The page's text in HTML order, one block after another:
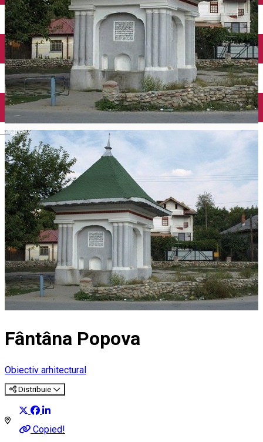
English
Închirieri auto
Închirieri biciclete
Taxi
Încărcare vehicule electrice
Fântâna Popova
Obiectiv arhitectural
Distribuie
Copied!